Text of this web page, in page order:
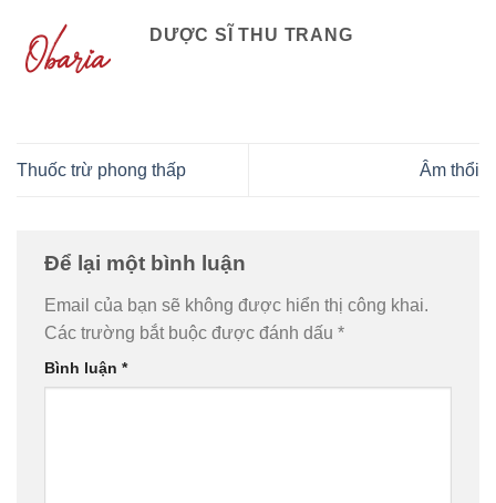
DƯỢC SĨ THU TRANG
Thuốc trừ phong thấp Âm thổi
Để lại một bình luận
Email của bạn sẽ không được hiển thị công khai.
Các trường bắt buộc được đánh dấu *
Bình luận *